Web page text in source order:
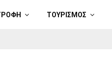
ΤΟΥΡΙΣΜΟΣ